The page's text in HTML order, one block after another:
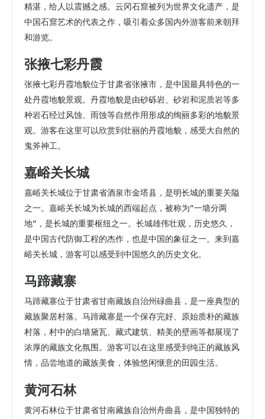
精湛，给人以震撼之感。云冈石窟被列为世界文化遗产，是
中国石窟艺术的代表之作，吸引着众多国内外游客前来朝拜
和游览。
张掖七彩丹霞
张掖七彩丹霞地貌位于甘肃省张掖市，是中国最具特色的一
处丹霞地貌景观。丹霞地貌是由砂砾岩、砂岩和泥质岩等多
种岩石经过风蚀、雨蚀等自然作用形成的绚丽多彩的地貌景
观。游客在这里可以欣赏到壮丽的丹霞地貌，感受大自然的
鬼斧神工。
嘉峪关长城
嘉峪关长城位于甘肃省酒泉市金塔县，是明长城的重要关隘
之一。嘉峪关长城为长城的西端起点，被称为”一墙分两
地”，是长城的重要枢纽之一。长城雄伟壮观，历史悠久，
是中国古代防御工程的杰作，也是中国的象征之一。来到嘉
峪关长城，游客可以感受到中国悠久的历史文化。
马蹄藏寨
马蹄藏寨位于甘肃省甘南藏族自治州碌曲县，是一座典型的
藏族聚居村落。马蹄藏寨是一个保存完好、原始质朴的藏族
村落，村中的白墙黛瓦、藏式建筑、精美的壁画等都展现了
浓厚的藏族文化氛围。游客可以在这里感受到纯正的藏族风
情，品尝地道的藏族美食，体验悠闲惬意的田园生活。
黄河石林
黄河石林位于甘肃省甘南藏族自治州舟曲县，是中国独特的